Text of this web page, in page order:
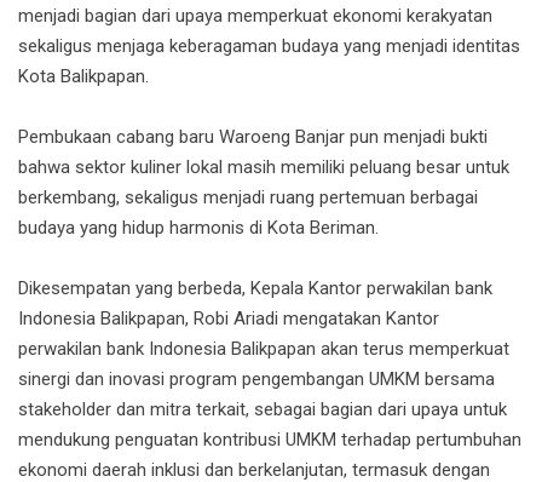
menjadi bagian dari upaya memperkuat ekonomi kerakyatan
sekaligus menjaga keberagaman budaya yang menjadi identitas
Kota Balikpapan.
Pembukaan cabang baru Waroeng Banjar pun menjadi bukti
bahwa sektor kuliner lokal masih memiliki peluang besar untuk
berkembang, sekaligus menjadi ruang pertemuan berbagai
budaya yang hidup harmonis di Kota Beriman.
Dikesempatan yang berbeda, Kepala Kantor perwakilan bank
Indonesia Balikpapan, Robi Ariadi mengatakan Kantor
perwakilan bank Indonesia Balikpapan akan terus memperkuat
sinergi dan inovasi program pengembangan UMKM bersama
stakeholder dan mitra terkait, sebagai bagian dari upaya untuk
mendukung penguatan kontribusi UMKM terhadap pertumbuhan
ekonomi daerah inklusi dan berkelanjutan, termasuk dengan